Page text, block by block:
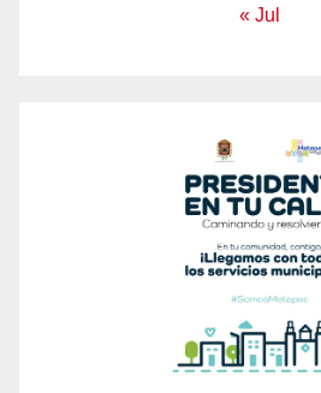
« Jul